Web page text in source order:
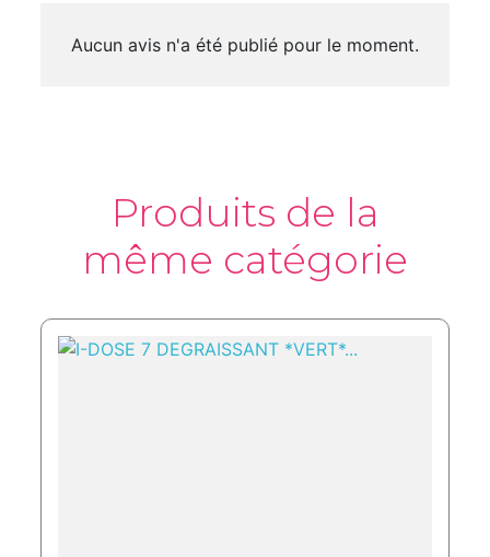
Aucun avis n'a été publié pour le moment.
Produits de la
même catégorie